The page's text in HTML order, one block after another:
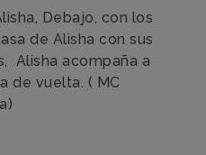
Debajo, con los
de Alisha con sus
Alisha acompaña a
de vuelta. ( MC